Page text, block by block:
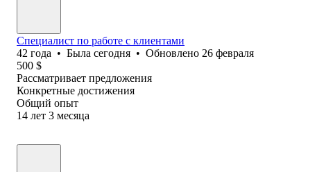
Специалист по работе с клиентами
42 года • Была сегодня • Обновлено 26 февраля
500 $
Рассматривает предложения
Конкретные достижения
Общий опыт
14 лет 3 месяца